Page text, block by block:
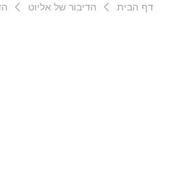
דף הבית הדיבור של אליוט